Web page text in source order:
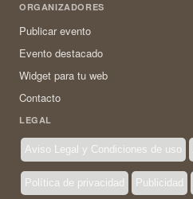
ORGANIZADORES
Publicar evento
Evento destacado
Widget para tu web
Contacto
LEGAL
Aviso Legal y Condiciones de uso
Política de privacidad Publicidad